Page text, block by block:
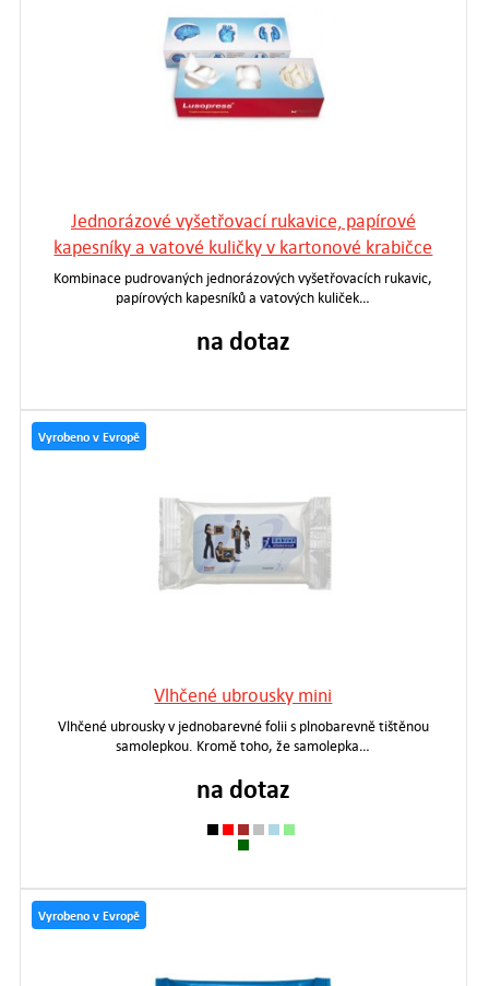
Jednorázové vyšetřovací rukavice, papírové
kapesníky a vatové kuličky v kartonové krabičce
Kombinace pudrovaných jednorázových vyšetřovacích rukavic,
papírových kapesníků a vatových kuliček…
na dotaz
Vyrobeno v Evropě
Vlhčené ubrousky mini
Vlhčené ubrousky v jednobarevné folii s plnobarevně tištěnou
samolepkou. Kromě toho, že samolepka…
na dotaz
Vyrobeno v Evropě